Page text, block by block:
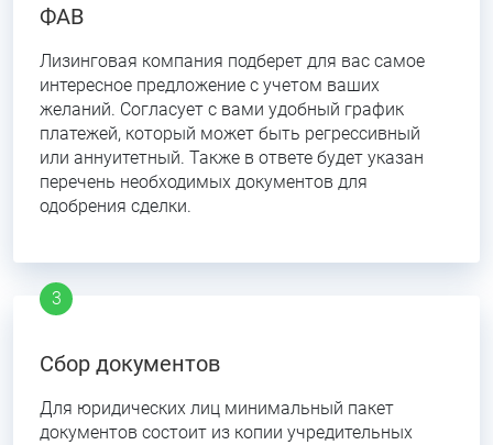
ФАВ
Лизинговая компания подберет для вас самое
интересное предложение с учетом ваших
желаний. Согласует с вами удобный график
платежей, который может быть регрессивный
или аннуитетный. Также в ответе будет указан
перечень необходимых документов для
одобрения сделки.
Сбор документов
Для юридических лиц минимальный пакет
документов состоит из копии учредительных